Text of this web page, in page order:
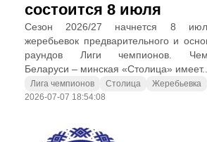
состоится 8 июля
Сезон 2026/27 начнется 8
жеребьевок предварительного и
раундов Лиги чемпионов.
Беларуси – минская «Столица» имеет...
Лига чемпионов Столица
Жеребьевка
2026-07-07 18:54:08